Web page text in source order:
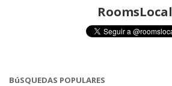
RoomsLocal
BúSQUEDAS POPULARES